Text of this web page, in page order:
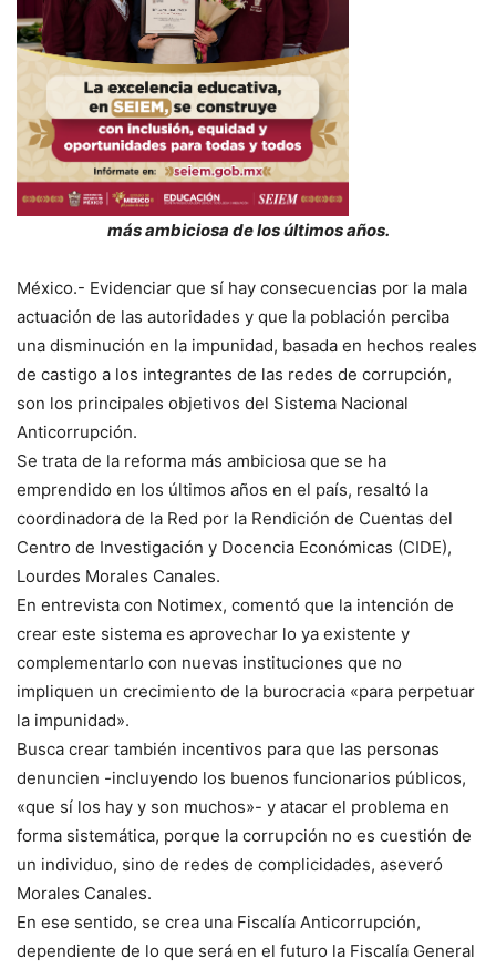
más ambiciosa de losúltimos años.
México.- Evidenciar que sí hay consecuencias por la mala
actuación de las autoridades y que la población perciba
una disminución en la impunidad, basada en hechos reales
de castigo a los integrantes de las redes de corrupción,
son los principales objetivos del Sistema Nacional
Anticorrupción.
Se trata de la reforma más ambiciosa que se ha
emprendido en los últimos años en el país, resaltó la
coordinadora de la Red por la Rendición de Cuentas del
Centro de Investigación y Docencia Económicas (CIDE),
Lourdes Morales Canales.
En entrevista con Notimex, comentó que la intención de
crear este sistema es aprovechar lo ya existente y
complementarlo con nuevas instituciones que no
impliquen un crecimiento de la burocracia «para perpetuar
la impunidad».
Busca crear también incentivos para que las personas
denuncien -incluyendo los buenos funcionarios públicos,
«que sí los hay y son muchos»- y atacar el problema en
forma sistemática, porque la corrupción no es cuestión de
un individuo, sino de redes de complicidades, aseveró
Morales Canales.
En ese sentido, se crea una Fiscalía Anticorrupción,
dependiente de lo que será en el futuro la Fiscalía General